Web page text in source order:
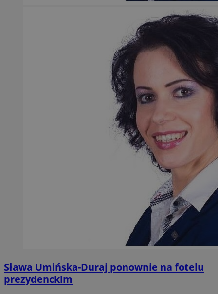
Sława Umińska-Duraj ponownie na fotelu
prezydenckim